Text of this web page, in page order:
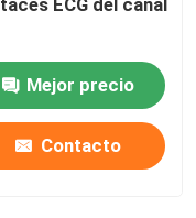
ECG del canal
Mejor precio
Contacto